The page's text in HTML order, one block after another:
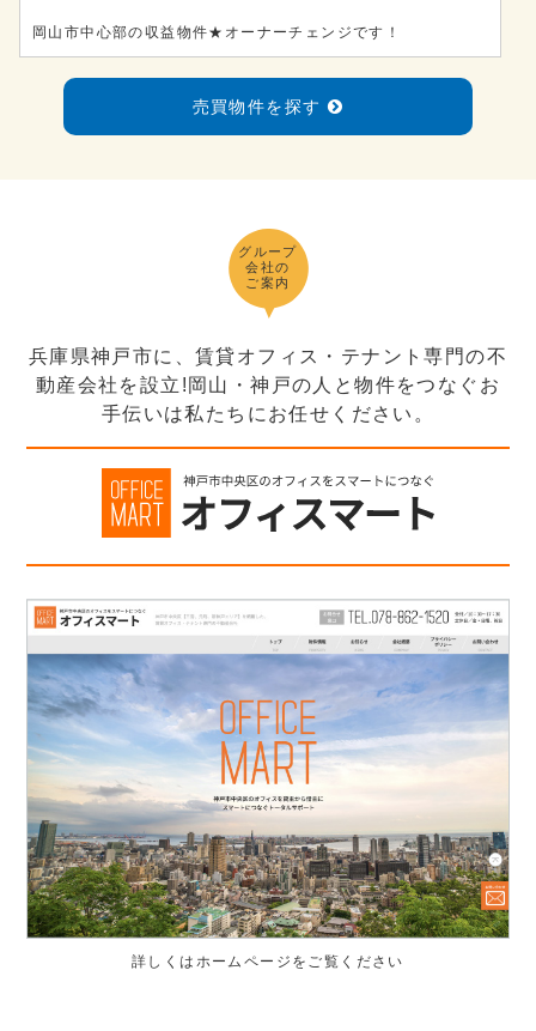
岡山市中心部の収益物件★オーナーチェンジです！
売買物件を探す
グループ
会社の
ご案内
兵庫県神戸市に、賃貸オフィス・テナント専門の不
動産会社を設立!岡山・神戸の人と物件をつなぐお
手伝いは私たちにお任せください。
詳しくはホームページをご覧ください